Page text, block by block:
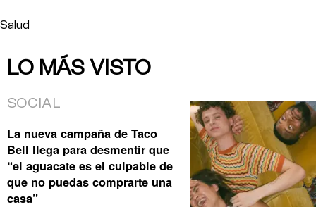
Salud
LO MÁS VISTO
SOCIAL
La nueva campaña de Taco
Bell llega para desmentir que
“el aguacate es el culpable de
que no puedas comprarte una
casa”